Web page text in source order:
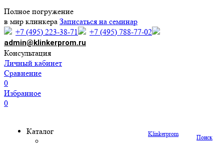
Полное погружение
в мир клинкера Записаться на семинар
+7 (495) 223-38-71
+7 (495) 788-77-02
admin@klinkerprom.ru
Консультация
Личный кабинет
Сравнение
0
Избранное
0
Поиск
Klinkerprom
Каталог